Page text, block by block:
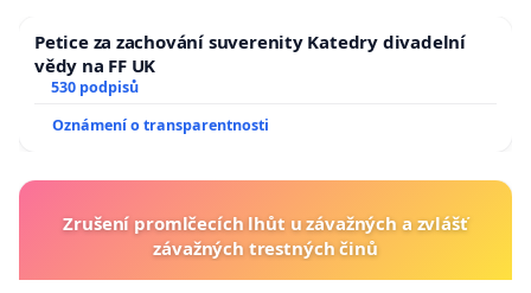
Petice za zachování suverenity Katedry divadelní
vědy na FF UK
530 podpisů
Oznámení o transparentnosti
Zrušení promlčecích lhůt u závažných a zvlášť
závažných trestných činů